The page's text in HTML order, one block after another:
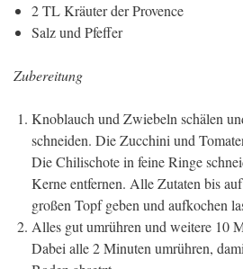
2 TL Kräuter der Provence
Salz und Pfeffer
Zubereitung
Knoblauch und Zwiebeln schälen
schneiden. Die Zucchini und
Die Chilischote in feine Ringe
Kerne entfernen. Alle Zutaten bis
großen Topf geben und aufkochen
Alles gut umrühren und weitere 10
Dabei alle 2 Minuten umrühren,